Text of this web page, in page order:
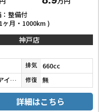
整備付
ヶ月・1000km )
神戸店
排気 660cc
シフォンアイボリーメタリック 修復 無
詳細はこちら